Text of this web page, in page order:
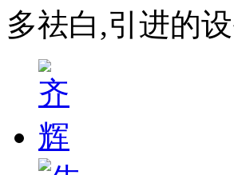
多祛白,引进的